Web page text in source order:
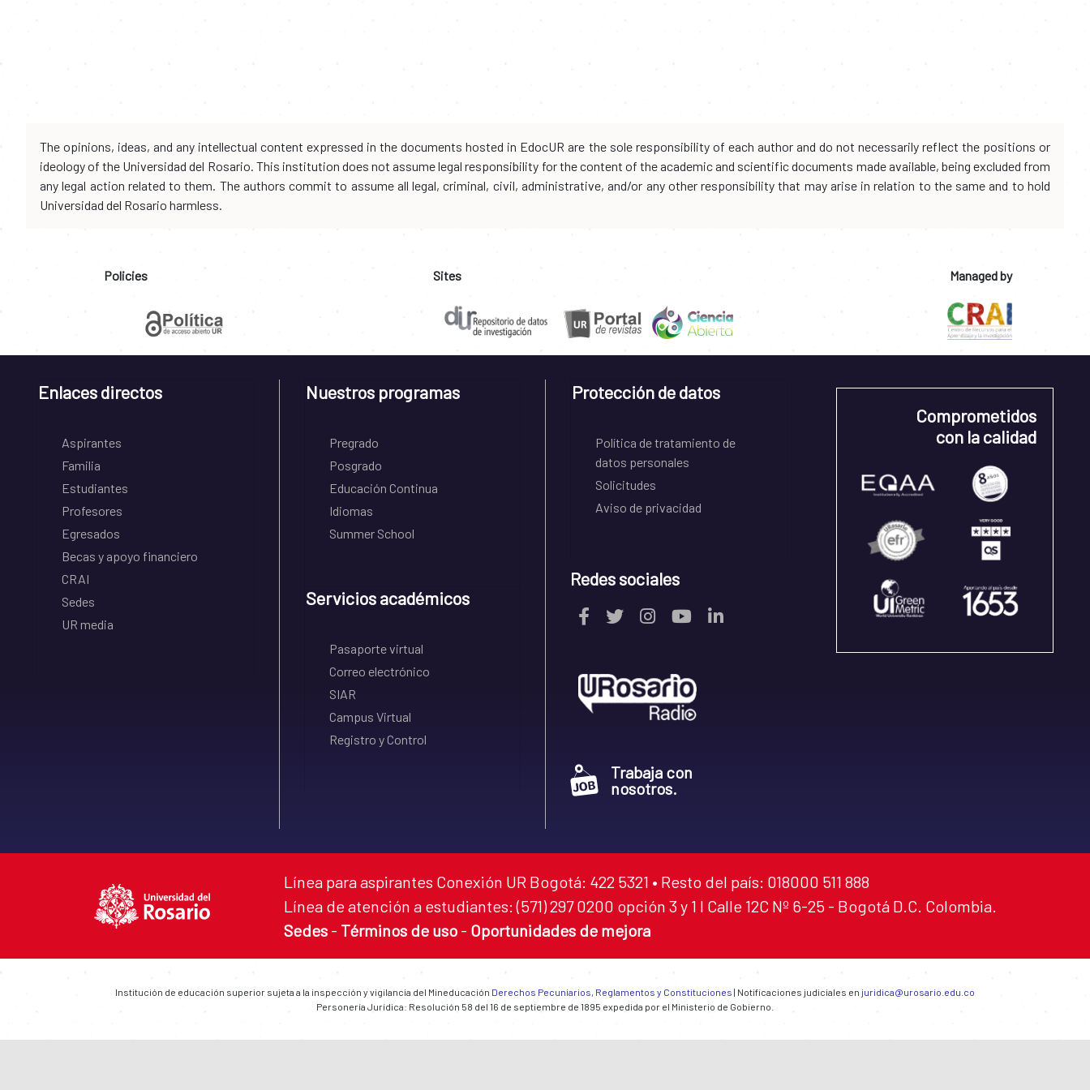
The opinions, ideas, and any intellectual content expressed in the documents hosted in EdocUR are the sole responsibility of each author and do not necessarily reflect the positions or
ideology of the Universidad del Rosario. This institution does not assume legal responsibility for the content of the academic and scientific documents made available, being excluded from
any legal action related to them. The authors commit to assume all legal, criminal, civil, administrative, and/or any other responsibility that may arise in relation to the same and to hold
Universidad del Rosario harmless.
Policies Sites Managed by
Enlaces directos
Aspirantes
Familia
Estudiantes
Profesores
Egresados
Becas y apoyo financiero
CRAI
Sedes
UR media
Nuestros programas
Pregrado
Posgrado
Educación Continua
Idiomas
Summer School
Servicios académicos
Pasaporte virtual
Correo electrónico
SIAR
Campus Virtual
Registro y Control
Protección de datos
Política de tratamiento de
datos personales
Solicitudes
Aviso de privacidad
Redes sociales
Trabaja con
nosotros.
Comprometidos
con la calidad
Línea para aspirantes Conexión UR Bogotá: 422 5321 • Resto del país: 018000 511 888
Línea de atención a estudiantes: (571) 297 0200 opción 3 y 1 I Calle 12C Nº 6-25 - Bogotá D.C. Colombia.
Sedes - Términos de uso - Oportunidades de mejora
Institución de educación superior sujeta a la inspección y vigilancia del Mineducación Derechos Pecuniarios, Reglamentos y Constituciones | Notificaciones judiciales en juridica@urosario.edu.co
Personería Jurídica: Resolución 58 del 16 de septiembre de 1895 expedida por el Ministerio de Gobierno.